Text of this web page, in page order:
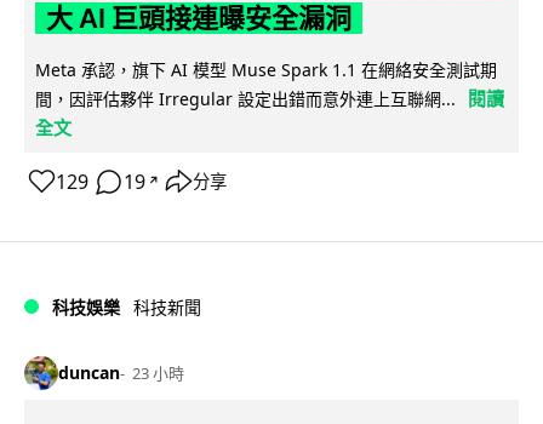
大 AI 巨頭接連曝安全漏洞
Meta 承認，旗下 AI 模型 Muse Spark 1.1 在網絡安全測試期
間，因評估夥伴 Irregular 設定出錯而意外連上互聯網...
閱讀
全文
129 19 ↗ 分享
科技娛樂 科技新聞
duncan 23 小時